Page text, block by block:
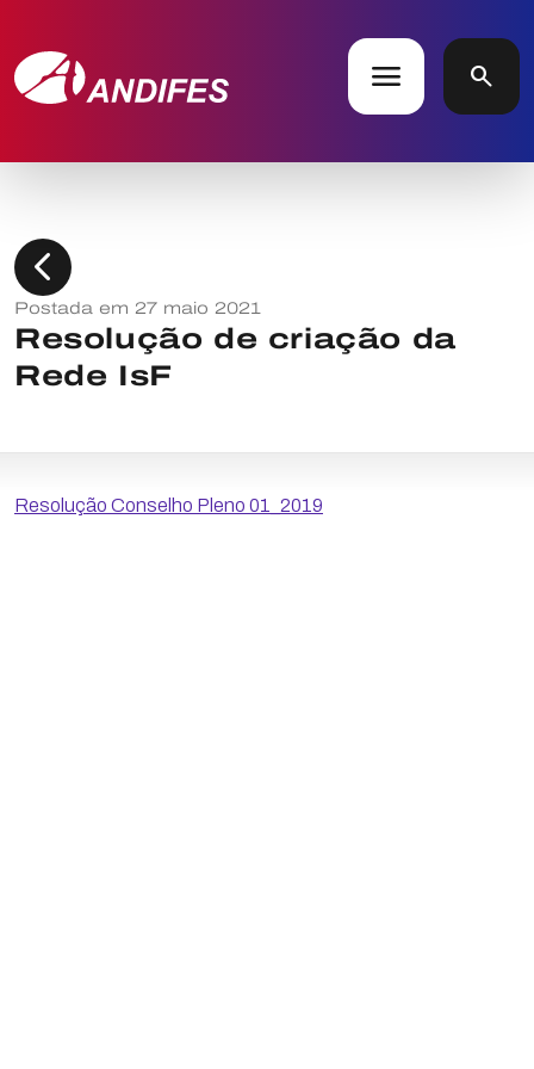
menu search
chevron_left
Postada em 27 maio 2021
Resolução de criação da
Rede IsF
Resolução Conselho Pleno 01_2019